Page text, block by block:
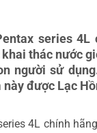
series
thác nước
người sử
được Lạc
4L chính